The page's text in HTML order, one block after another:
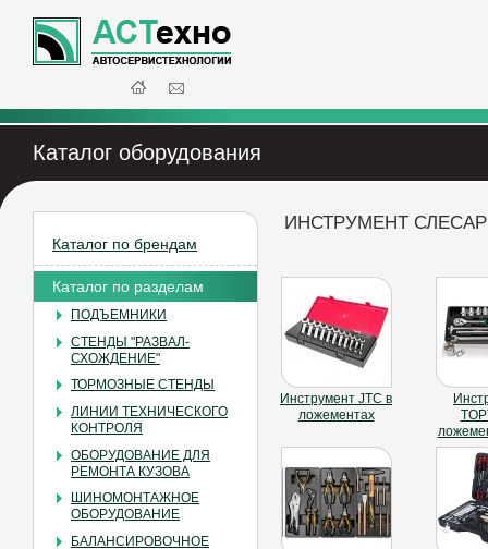
Каталог оборудования
Каталог по брендам
Каталог по разделам
ПОДЪЕМНИКИ
СТЕНДЫ "РАЗВАЛ-
СХОЖДЕНИЕ"
ТОРМОЗНЫЕ СТЕНДЫ
ЛИНИИ ТЕХНИЧЕСКОГО
КОНТРОЛЯ
ОБОРУДОВАНИЕ ДЛЯ
РЕМОНТА КУЗОВА
ШИНОМОНТАЖНОЕ
ОБОРУДОВАНИЕ
БАЛАНСИРОВОЧНОЕ
ИНСТРУМЕНТ
Инструмент JTC в
ложементах